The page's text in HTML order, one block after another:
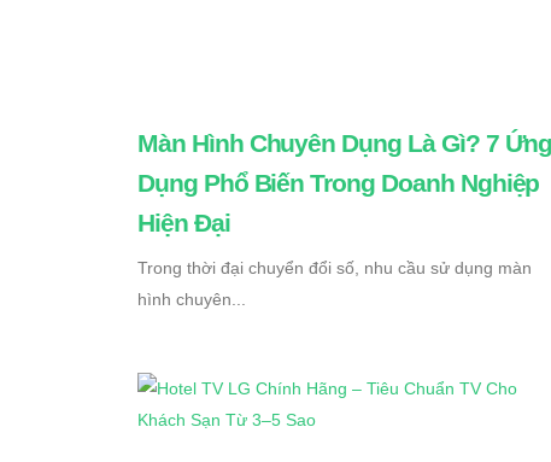
Màn Hình Chuyên Dụng Là Gì? 7 Ứng
Dụng Phổ Biến Trong Doanh Nghiệp
Hiện Đại
Trong thời đại chuyển đổi số, nhu cầu sử dụng màn
hình chuyên...